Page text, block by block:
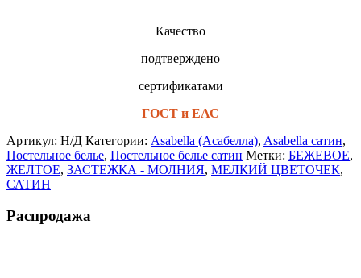
Качество
подтверждено
сертификатами
ГОСТ и ЕАС
Артикул: Н/Д Категории: Asabella (Асабелла), Asabella сатин,
Постельное белье, Постельное белье сатин Метки: БЕЖЕВОЕ,
ЖЕЛТОЕ, ЗАСТЕЖКА - МОЛНИЯ, МЕЛКИЙ ЦВЕТОЧЕК,
САТИН
Распродажа